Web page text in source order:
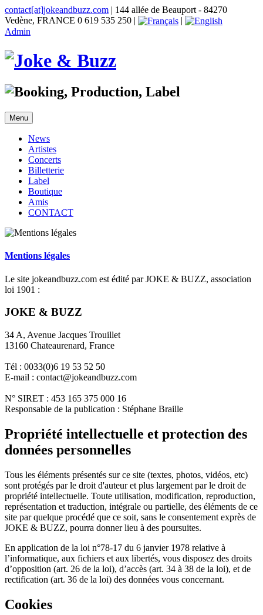
contact[at]jokeandbuzz.com | 144 allée de Beauport - 84270
Vedène, FRANCE 0 619 535 250 |
|
Admin
Menu
News
Artistes
Concerts
Billetterie
Label
Boutique
Amis
CONTACT
Mentions légales
Le site jokeandbuzz.com est édité par JOKE & BUZZ, association
loi 1901 :
JOKE & BUZZ
34 A, Avenue Jacques Trouillet
13160 Chateaurenard, France
Tél : 0033(0)6 19 53 52 50
E-mail : contact@jokeandbuzz.com
N° SIRET : 453 165 375 000 16
Responsable de la publication : Stéphane Braille
Propriété intellectuelle et protection des
données personnelles
Tous les éléments présentés sur ce site (textes, photos, vidéos, etc)
sont protégés par le droit d'auteur et plus largement par le droit de
propriété intellectuelle. Toute utilisation, modification, reproduction,
représentation et traduction, intégrale ou partielle, des éléments de ce
site par quelque procédé que ce soit, sans le consentement exprès de
JOKE & BUZZ, pourra donner lieu à des poursuites.
En application de la loi n°78-17 du 6 janvier 1978 relative à
l’informatique, aux fichiers et aux libertés, vous disposez des droits
d’opposition (art. 26 de la loi), d’accès (art. 34 à 38 de la loi), et de
rectification (art. 36 de la loi) des données vous concernant.
Cookies